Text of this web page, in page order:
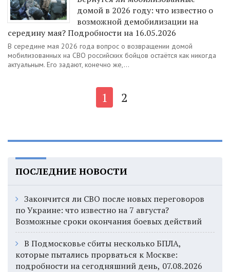
домой в 2026 году: что известно о
возможной демобилизации на
середину мая? Подробности на 16.05.2026
В середине мая 2026 года вопрос о возвращении домой
мобилизованных на СВО российских бойцов остаётся как никогда
актуальным. Его задают, конечно же,...
1 2
ПОСЛЕДНИЕ НОВОСТИ
Закончится ли СВО после новых переговоров
по Украине: что известно на 7 августа?
Возможные сроки окончания боевых действий
В Подмосковье сбиты несколько БПЛА,
которые пытались прорваться к Москве:
подробности на сегодняшний день, 07.08.2026